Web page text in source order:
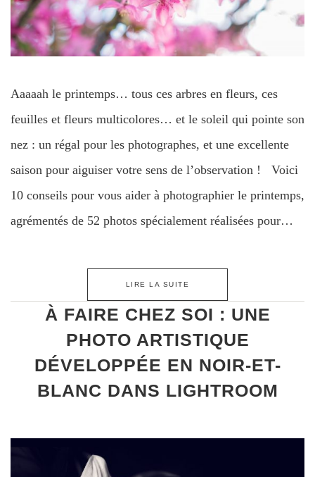
Aaaaah le printemps… tous ces arbres en fleurs, ces
feuilles et fleurs multicolores… et le soleil qui pointe son
nez : un régal pour les photographes, et une excellente
saison pour aiguiser votre sens de l’observation ! Voici
10 conseils pour vous aider à photographier le printemps,
agrémentés de 52 photos spécialement réalisées pour…
LIRE LA SUITE
À FAIRE CHEZ SOI : UNE
PHOTO ARTISTIQUE
DÉVELOPPÉE EN NOIR-ET-
BLANC DANS LIGHTROOM